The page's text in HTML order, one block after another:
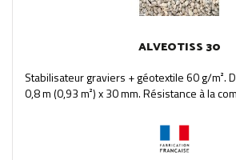
ALVEOTISS 30
Stabilisateur graviers + géotextile 60 g/m².
0,8 m (0,93 m²) x 30 mm. Résistance à la